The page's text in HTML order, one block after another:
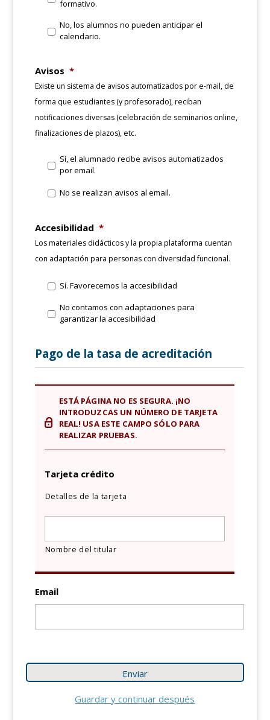
formativo.
No, los alumnos no pueden anticipar el
calendario.
Avisos *
Existe un sistema de avisos automatizados por e-mail, de
forma que estudiantes (y profesorado), reciban
notificaciones diversas (celebración de seminarios online,
finalizaciones de plazos), etc.
Sí, el alumnado recibe avisos automatizados
por email.
No se realizan avisos al email.
Accesibilidad *
Los materiales didácticos y la propia plataforma cuentan
con adaptación para personas con diversidad funcional.
Sí. Favorecemos la accesibilidad
No contamos con adaptaciones para
garantizar la accesibilidad
Pago de la tasa de acreditación
ESTÁ PÁGINA NO ES SEGURA. ¡NO
INTRODUZCAS UN NÚMERO DE TARJETA
REAL! USA ESTE CAMPO SÓLO PARA
REALIZAR PRUEBAS.
Tarjeta crédito
Detalles de la tarjeta
Nombre del titular
Email
Guardar y continuar después